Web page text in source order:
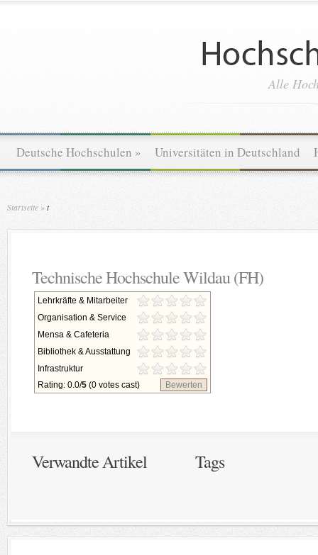
Alle
Deutsche Hochschulen » Universitäten in Deutschland
Startseite »t
Technische Hochschule Wildau (FH)
Lehrkräfte & Mitarbeiter
Organisation & Service
Mensa & Cafeteria
Bibliothek & Ausstattung
Infrastruktur
Rating: 0.0/5 (0 votes cast) Bewerten
Verwandte Artikel Tags